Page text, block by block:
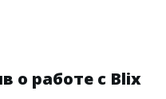
о работе с Blix